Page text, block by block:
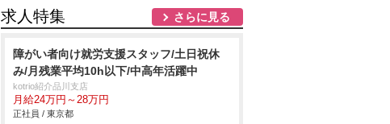
求人特集 さらに見る
障がい者向け就労支援スタッフ/土日祝休
み/月残業平均10h以下/中高年活躍中
kotrio紹介品川支店
月給24万円～28万円
正社員 / 東京都